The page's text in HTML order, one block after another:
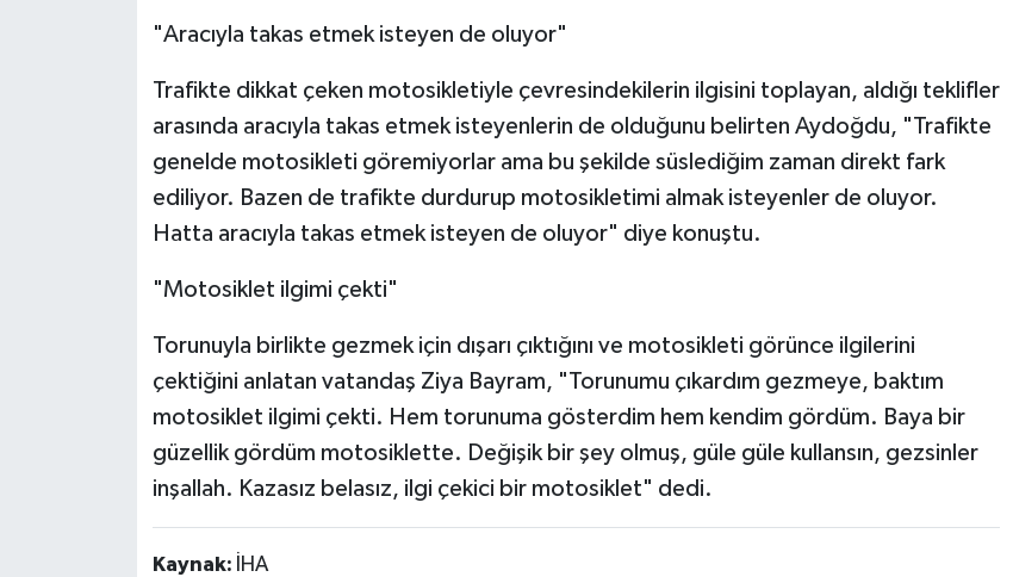
"Aracıyla takas etmek isteyen de oluyor"
Trafikte dikkat çeken motosikletiyle çevresindekilerin ilgisini toplayan, aldığı teklifler
arasında aracıyla takas etmek isteyenlerin de olduğunu belirten Aydoğdu, "Trafikte
genelde motosikleti göremiyorlar ama bu şekilde süslediğim zaman direkt fark
ediliyor. Bazen de trafikte durdurup motosikletimi almak isteyenler de oluyor.
Hatta aracıyla takas etmek isteyen de oluyor" diye konuştu.
"Motosiklet ilgimi çekti"
Torunuyla birlikte gezmek için dışarı çıktığını ve motosikleti görünce ilgilerini
çektiğini anlatan vatandaş Ziya Bayram, "Torunumu çıkardım gezmeye, baktım
motosiklet ilgimi çekti. Hem torunuma gösterdim hem kendim gördüm. Baya bir
güzellik gördüm motosiklette. Değişik bir şey olmuş, güle güle kullansın, gezsinler
inşallah. Kazasız belasız, ilgi çekici bir motosiklet" dedi.
Kaynak: İHA